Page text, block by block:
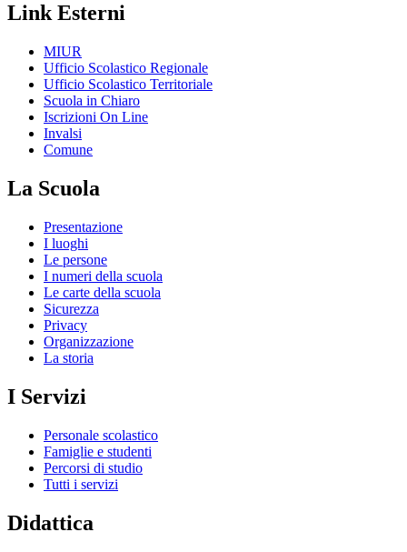
Link Esterni
MIUR
Ufficio Scolastico Regionale
Ufficio Scolastico Territoriale
Scuola in Chiaro
Iscrizioni On Line
Invalsi
Comune
La Scuola
Presentazione
I luoghi
Le persone
I numeri della scuola
Le carte della scuola
Sicurezza
Privacy
Organizzazione
La storia
I Servizi
Personale scolastico
Famiglie e studenti
Percorsi di studio
Tutti i servizi
Didattica